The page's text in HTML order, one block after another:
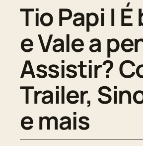
Tio Papi | É
e Vale a
Assistir?
Trailer,
e mais